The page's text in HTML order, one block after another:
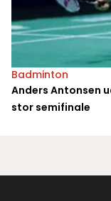
Badminton
Anders Antonsen
stor semifinale